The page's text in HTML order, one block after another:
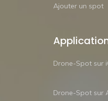
Ajouter un spot
Drone-Spot sur
Drone-Spot sur